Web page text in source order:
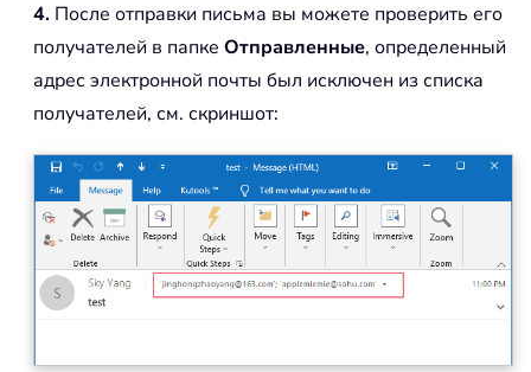
4. После отправки письма вы можете проверить его
получателей в папке Отправленные, определенный
адрес электронной почты был исключен из списка
получателей, см. скриншот: